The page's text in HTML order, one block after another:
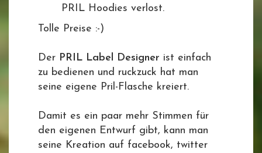
PRIL Hoodies verlost.
Tolle Preise :-)
Der PRIL Label Designer ist einfach
zu bedienen und ruckzuck hat man
seine eigene Pril-Flasche kreiert.
Damit es ein paar mehr Stimmen für
den eigenen Entwurf gibt, kann man
seine Kreation auf facebook, twitter